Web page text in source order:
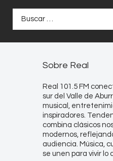
Sobre Real
Real 101.5 FM
sur del Valle de
musical,
inspiradores.
combina clásicos
modernos,
audiencia. Música,
se unen para vivir lo